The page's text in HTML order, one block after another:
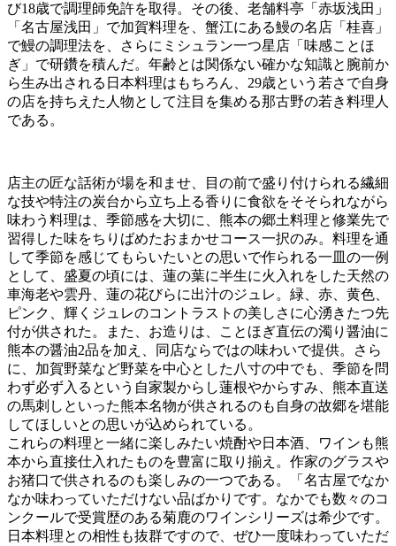
び18歳で調理師免許を取得。その後、老舗料亭「赤坂浅田」
「名古屋浅田」で加賀料理を、蟹江にある鰻の名店「桂喜」
で鰻の調理法を、さらにミシュラン一つ星店「味感ことほ
ぎ」で研鑽を積んだ。年齢とは関係ない確かな知識と腕前か
ら生み出される日本料理はもちろん、29歳という若さで自身
の店を持ちえた人物として注目を集める那古野の若き料理人
である。
店主の匠な話術が場を和ませ、目の前で盛り付けられる繊細
な技や特注の炭台から立ち上る香りに食欲をそそられながら
味わう料理は、季節感を大切に、熊本の郷土料理と修業先で
習得した味をちりばめたおまかせコース一択のみ。料理を通
して季節を感じてもらいたいとの思いで作られる一皿の一例
として、盛夏の頃には、蓮の葉に半生に火入れをした天然の
車海老や雲丹、蓮の花びらに出汁のジュレ。緑、赤、黄色、
ピンク、輝くジュレのコントラストの美しさに心湧きたつ先
付が供された。また、お造りは、ことほぎ直伝の濁り醤油に
熊本の醤油2品を加え、同店ならではの味わいで提供。さら
に、加賀野菜など野菜を中心とした八寸の中でも、季節を問
わず必ず入るという自家製からし蓮根やからすみ、熊本直送
の馬刺しといった熊本名物が供されるのも自身の故郷を堪能
してほしいとの思いが込められている。
これらの料理と一緒に楽しみたい焼酎や日本酒、ワインも熊
本から直接仕入れたものを豊富に取り揃え。作家のグラスや
お猪口で供されるのも楽しみの一つである。「名古屋でなか
なか味わっていただけない品ばかりです。なかでも数々のコ
ンクールで受賞歴のある菊鹿のワインシリーズは希少です。
日本料理との相性も抜群ですので、ぜひ一度味わっていただ